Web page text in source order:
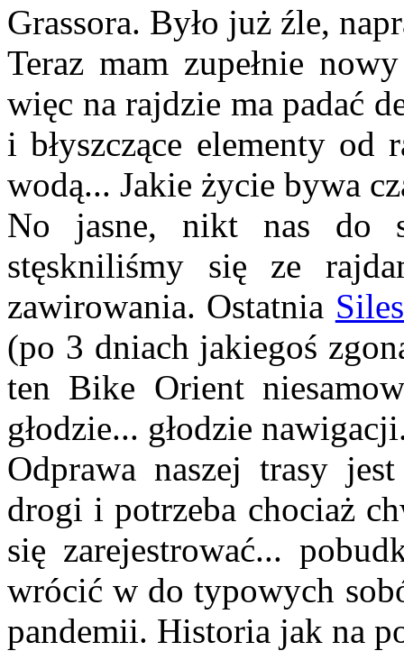
Grassora. Było już źle,
Teraz mam zupełnie
więc na rajdzie ma padać
i błyszczące elementy od
wodą... Jakie życie bywa
No jasne, nikt nas do
stęskniliśmy się ze
zawirowania. Ostatnia
(po 3 dniach jakiegoś
ten Bike Orient
głodzie... głodzie
Odprawa naszej trasy
drogi i potrzeba chociaż
się zarejestrować...
wrócić w do typowych
pandemii. Historia jak na